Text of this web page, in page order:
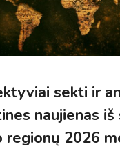
sekti ir
naujienas
regionų 2026